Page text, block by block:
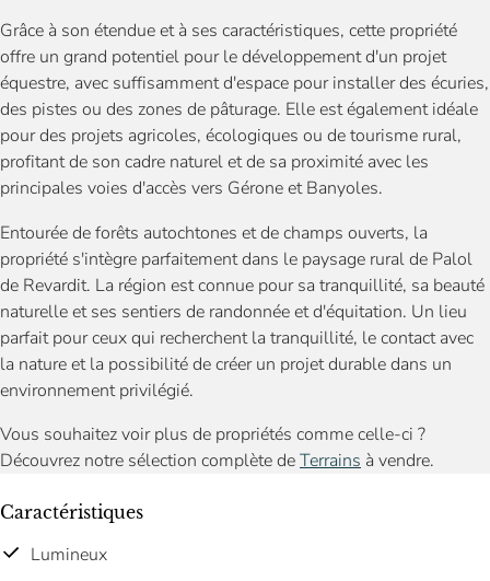
Grâce à son étendue et à ses caractéristiques, cette propriété
offre un grand potentiel pour le développement d'un projet
équestre, avec suffisamment d'espace pour installer des écuries,
des pistes ou des zones de pâturage. Elle est également idéale
pour des projets agricoles, écologiques ou de tourisme rural,
profitant de son cadre naturel et de sa proximité avec les
principales voies d'accès vers Gérone et Banyoles.
Entourée de forêts autochtones et de champs ouverts, la
propriété s'intègre parfaitement dans le paysage rural de Palol
de Revardit. La région est connue pour sa tranquillité, sa beauté
naturelle et ses sentiers de randonnée et d'équitation. Un lieu
parfait pour ceux qui recherchent la tranquillité, le contact avec
la nature et la possibilité de créer un projet durable dans un
environnement privilégié.
Vous souhaitez voir plus de propriétés comme celle-ci ?
Découvrez notre sélection complète deTerrains à vendre.
Caractéristiques
Lumineux